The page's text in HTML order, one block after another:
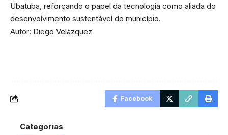
Ubatuba, reforçando o papel da tecnologia como aliada do
desenvolvimento sustentável do município.
Autor: Diego Velázquez
Facebook
Categorias